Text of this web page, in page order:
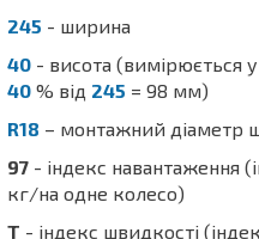
245 - ширина
40 - висота (вимірюється
40 % від 245 = 98 мм)
R18 – монтажний діаметр
97 - індекс навантаження
кг/на одне колесо)
T - індекс швидкості